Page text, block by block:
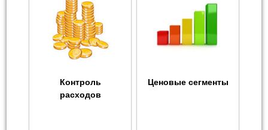
Контроль
расходов
Ценовые сегменты